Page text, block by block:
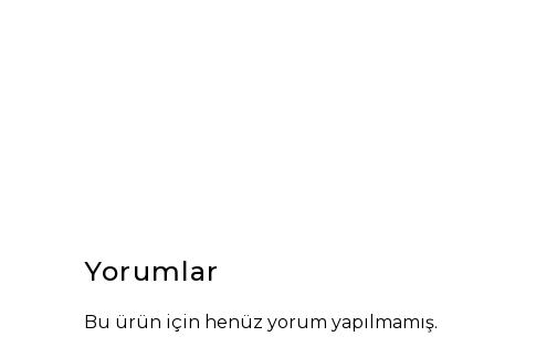
Yorumlar
Bu ürün için henüz yorum yapılmamış.